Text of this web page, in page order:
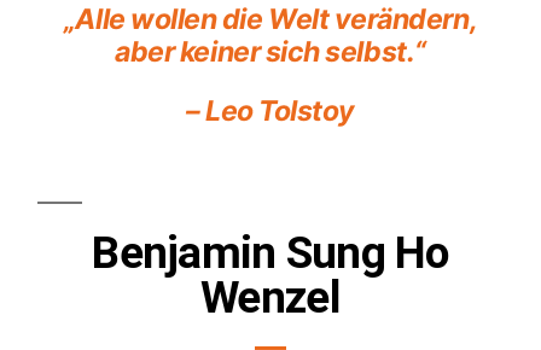
„Alle wollen die Welt verändern,
aber keiner sich selbst.“
– Leo Tolstoy
Benjamin Sung Ho
Wenzel